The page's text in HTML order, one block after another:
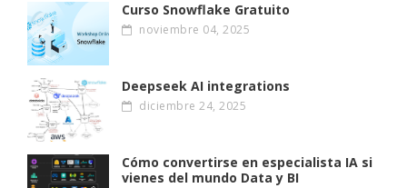
Curso Snowflake Gratuito
noviembre 04, 2025
Deepseek AI integrations
diciembre 24, 2025
Cómo convertirse en especialista IA si
vienes del mundo Data y BI